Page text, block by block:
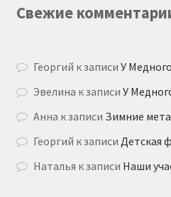
Свежие
Георгий к записиУ
Эвелина к записиУ
Анна к записи Зимние
Георгий к записи Детская
Наталья к записи Наши